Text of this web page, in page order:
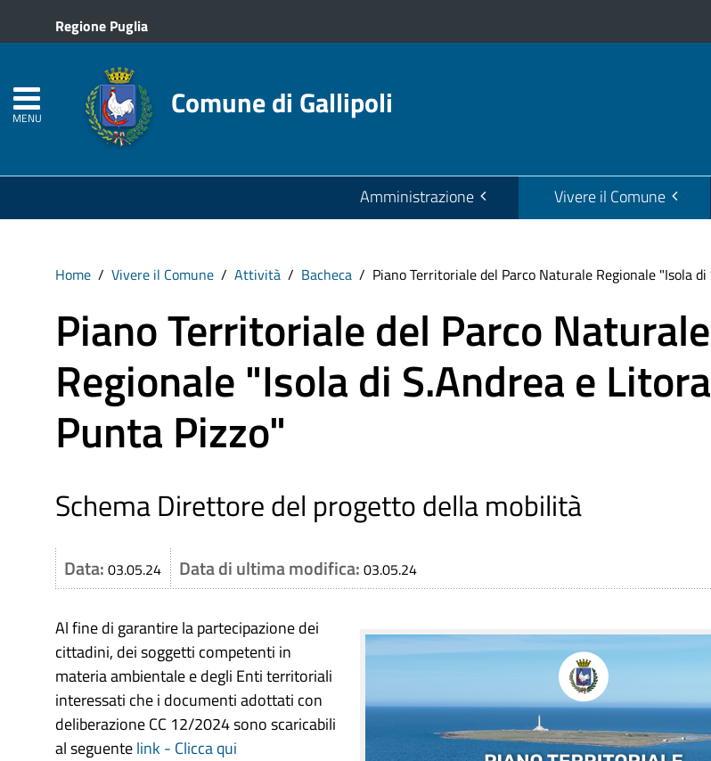
Regione Puglia
MENU Comune di Gallipoli
Amministrazione Vivere il Comune
Home Vivere il Comune Attività Bacheca Piano Territoriale del Parco Naturale Regionale "Isola
Piano Territoriale del Parco Naturale
Regionale "Isola di S.Andrea e
Punta Pizzo"
Schema Direttore del progetto della mobilità
Data: 03.05.24 Data di ultima modifica: 03.05.24
Al fine di garantire la partecipazione dei
cittadini, dei soggetti competenti in
materia ambientale e degli Enti territoriali
interessati che i documenti adottati con
deliberazione CC 12/2024 sono scaricabili
al seguentelink - Clicca qui